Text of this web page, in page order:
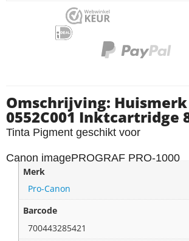
Omschrijving: Huismerk
0552C001 Inktcartridge
Tinta Pigment geschikt voor
Canon imagePROGRAF PRO-1000
Merk
Pro-Canon
Barcode
700443285421